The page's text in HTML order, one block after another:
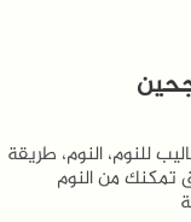
للنوم، النوم، طريقة
تمكنك من النوم